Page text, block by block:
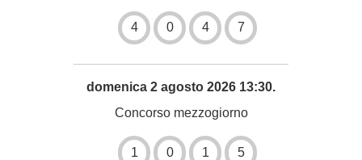
4 0 4 7
domenica 2 agosto 2026 13:30.
Concorso mezzogiorno
1 0 1 5